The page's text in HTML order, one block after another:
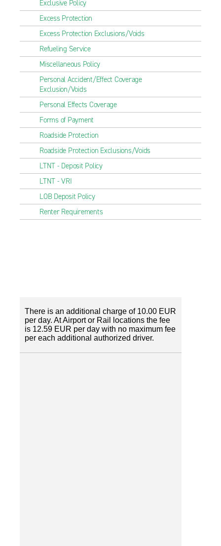
Exclusive Policy
Excess Protection
Excess Protection Exclusions/Voids
Refueling Service
Miscellaneous Policy
Personal Accident/Effect Coverage
Exclusion/Voids
Personal Effects Coverage
Forms of Payment
Roadside Protection
Roadside Protection Exclusions/Voids
LTNT - Deposit Policy
LTNT - VRI
LOB Deposit Policy
Renter Requirements
There is an additional charge of 10.00 EUR
per day. At Airport or Rail locations the fee
is 12.59 EUR per day with no maximum fee
per each additional authorized driver.